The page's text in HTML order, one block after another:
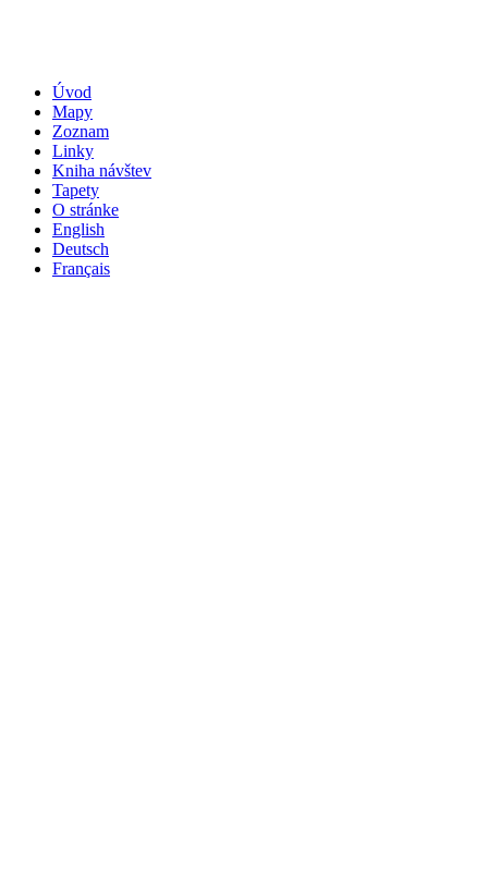
Úvod
Mapy
Zoznam
Linky
Kniha návštev
Tapety
O stránke
English
Deutsch
Français